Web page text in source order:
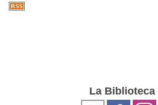
La Biblioteca